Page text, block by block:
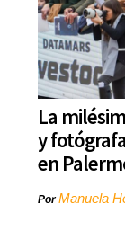
La
y
en
PorManuela